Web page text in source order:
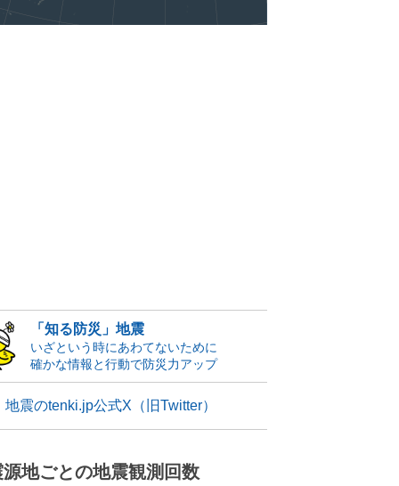
「知る防災」地震
いざという時にあわてないために
確かな情報と行動で防災力アップ
地震のtenki.jp公式X（旧Twitter）
源地ごとの地震観測回数